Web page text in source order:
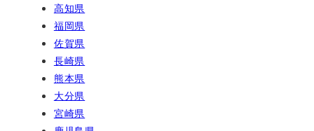
高知県
福岡県
佐賀県
長崎県
熊本県
大分県
宮崎県